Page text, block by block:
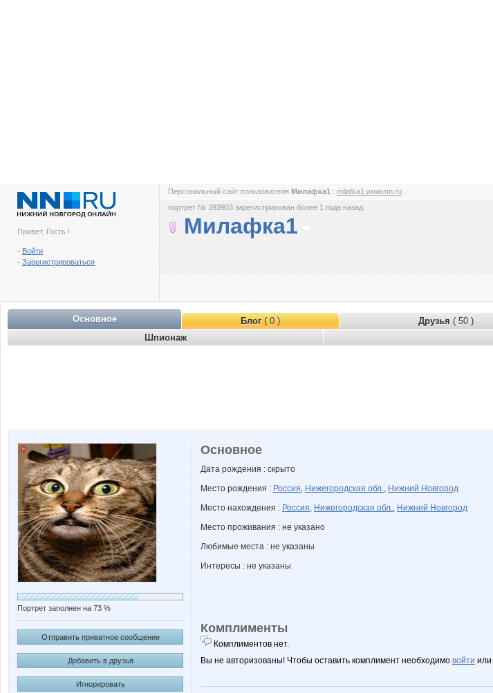
Привет, Гость !
- Войти
- Зарегистрироваться
Персональный сайт пользователя Милафка1 : milafka1.www.nn.ru
портрет № 393903 зарегистрирован более 1 года назад
Милафка1
Основное Блог( 0 ) Друзья ( 50 )
Шпионаж
Портрет заполнен на 73 %
Отправить приватное сообщение
Добавить в друзья
Игнорировать
Основное
Дата рождения : скрыто
Место рождения : Россия, Нижегородская обл., Нижний Новгород
Место нахождения : Россия, Нижегородская обл., Нижний Новгород
Место проживания : не указано
Любимые места : не указаны
Интересы : не указаны
Комплименты
Комплиментов нет.
Вы не авторизованы! Чтобы оставить комплимент необходимо войти или